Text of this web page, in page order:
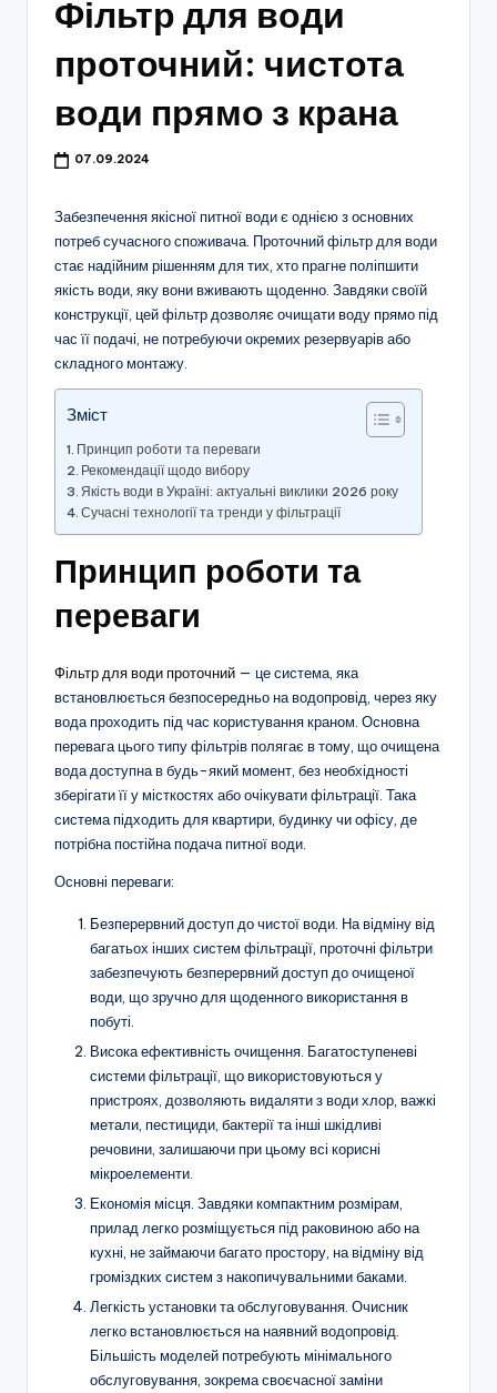
Фільтр для води
проточний: чистота
води прямо з крана
07.09.2024
Забезпечення якісної питної води є однією з основних
потреб сучасного споживача. Проточний фільтр для води
стає надійним рішенням для тих, хто прагне поліпшити
якість води, яку вони вживають щоденно. Завдяки своїй
конструкції, цей фільтр дозволяє очищати воду прямо під
час її подачі, не потребуючи окремих резервуарів або
складного монтажу.
Зміст
Принцип роботи та переваги
Рекомендації щодо вибору
Якість води в Україні: актуальні виклики 2026 року
Сучасні технології та тренди у фільтрації
Принцип роботи та
переваги
Фільтр для води проточний — це система, яка
встановлюється безпосередньо на водопровід, через яку
вода проходить під час користування краном. Основна
перевага цього типу фільтрів полягає в тому, що очищена
вода доступна в будь-який момент, без необхідності
зберігати її у місткостях або очікувати фільтрації. Така
система підходить для квартири, будинку чи офісу, де
потрібна постійна подача питної води.
Основні переваги:
Безперервний доступ до чистої води. На відміну від
багатьох інших систем фільтрації, проточні фільтри
забезпечують безперервний доступ до очищеної
води, що зручно для щоденного використання в
побуті.
Висока ефективність очищення. Багатоступеневі
системи фільтрації, що використовуються у
пристроях, дозволяють видаляти з води хлор, важкі
метали, пестициди, бактерії та інші шкідливі
речовини, залишаючи при цьому всі корисні
мікроелементи.
Економія місця. Завдяки компактним розмірам,
прилад легко розміщується під раковиною або на
кухні, не займаючи багато простору, на відміну від
громіздких систем з накопичувальними баками.
Легкість установки та обслуговування. Очисник
легко встановлюється на наявний водопровід.
Більшість моделей потребують мінімального
обслуговування, зокрема своєчасної заміни